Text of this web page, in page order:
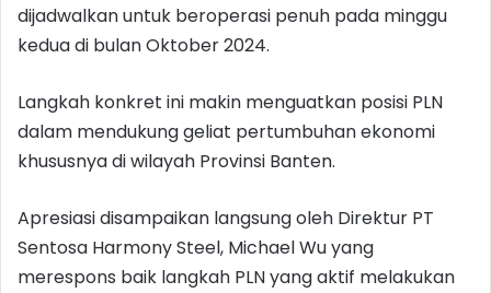
dijadwalkan untuk beroperasi penuh pada minggu
kedua di bulan Oktober 2024.
Langkah konkret ini makin menguatkan posisi PLN
dalam mendukung geliat pertumbuhan ekonomi
khususnya di wilayah Provinsi Banten.
Apresiasi disampaikan langsung oleh Direktur PT
Sentosa Harmony Steel, Michael Wu yang
merespons baik langkah PLN yang aktif melakukan